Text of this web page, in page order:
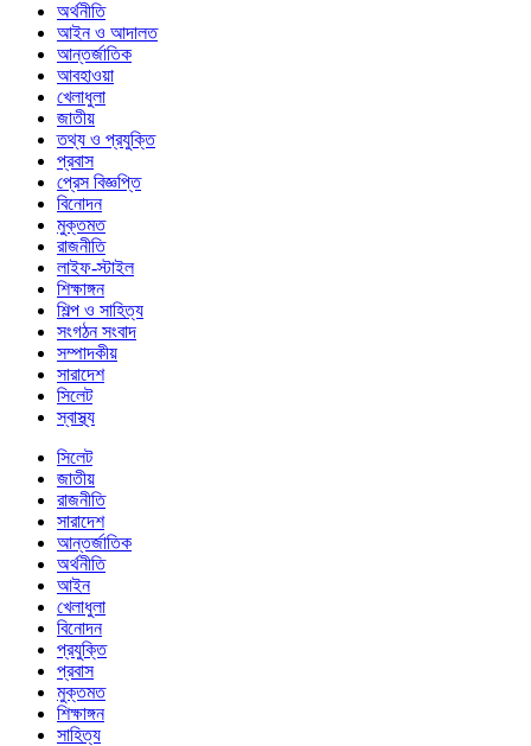
অর্থনীতি
আইন ও আদালত
আন্তর্জাতিক
আবহাওয়া
খেলাধুলা
জাতীয়
তথ্য ও প্রযুক্তি
প্রবাস
প্রেস বিজ্ঞপ্তি
বিনোদন
মুক্তমত
রাজনীতি
লাইফ-স্টাইল
শিক্ষাঙ্গন
শিল্প ও সাহিত্য
সংগঠন সংবাদ
সম্পাদকীয়
সারাদেশ
সিলেট
স্বাস্থ্য
সিলেট
জাতীয়
রাজনীতি
সারাদেশ
আন্তর্জাতিক
অর্থনীতি
আইন
খেলাধুলা
বিনোদন
প্রযুক্তি
প্রবাস
মুক্তমত
শিক্ষাঙ্গন
সাহিত্য